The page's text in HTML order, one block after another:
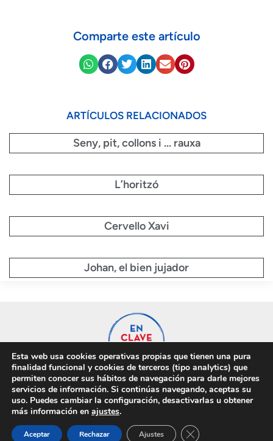
Comparte este artículo
ARTÍCULOS RELACIONADOS
Seny, pit, collons i … rauxa
L’horitzó
Cervello Xavi
Johan, el bien jujador
Privacidad Cookies
Esta web usa cookies operativas propias que tienen una pura
finalidad funcional y cookies de terceros (tipo analytics) que
permiten conocer sus hábitos de navegación para darle mejores
servicios de información. Si continúas navegando, aceptas su
uso. Puedes cambiar la configuración, desactivarlas u obtener
más información en ajustes.
Aceptar Rechazar Ajustes Cerrar el banner de